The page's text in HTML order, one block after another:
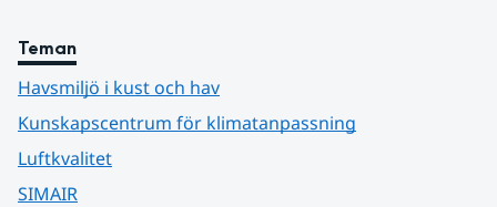
Teman
Havsmiljö i kust och hav
Kunskapscentrum för klimatanpassning
Luftkvalitet
SIMAIR